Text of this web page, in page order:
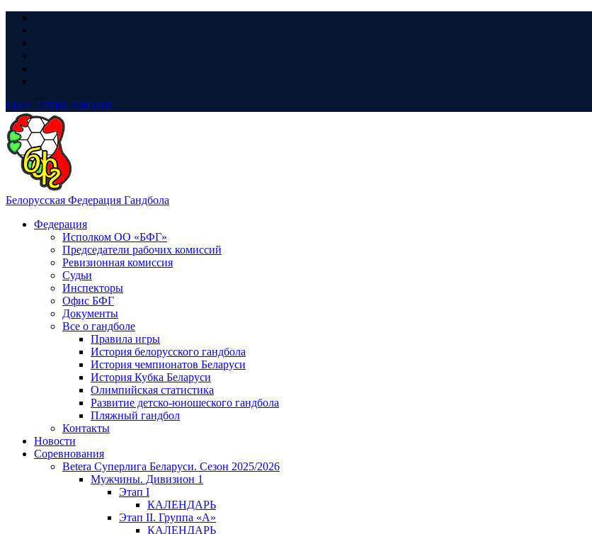
LIVE ТРАНСЛЯЦИЯ
Белорусская Федерация Гандбола
Федерация
Исполком ОО «БФГ»
Председатели рабочих комиссий
Ревизионная комиссия
Судьи
Инспекторы
Офис БФГ
Документы
Все о гандболе
Правила игры
История белорусского гандбола
История чемпионатов Беларуси
История Кубка Беларуси
Олимпийская статистика
Развитие детско-юношеского гандбола
Пляжный гандбол
Контакты
Новости
Соревнования
Betera Суперлига Беларуси. Сезон 2025/2026
Мужчины. Дивизион 1
Этап I
КАЛЕНДАРЬ
Этап II. Группа «А»
КАЛЕНДАРЬ